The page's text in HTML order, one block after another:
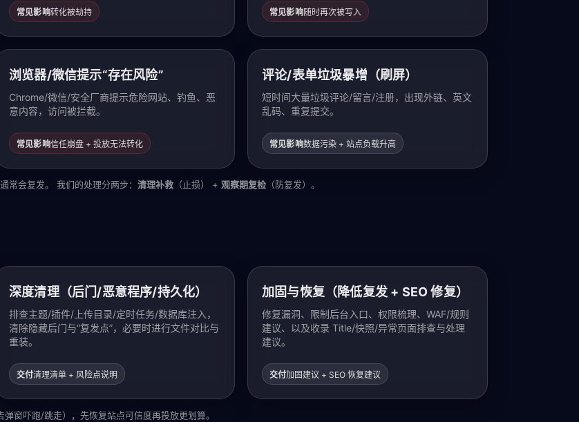
常见影响转化被劫持 常见影响随时再次被写入
浏览器/微信提示“存在风险”
Chrome/微信/安全厂商提示危险网站、钓鱼、恶
意内容，访问被拦截。
常见影响信任崩盘 + 投放无法转化
评论/表单垃圾暴增（刷屏）
短时间大量垃圾评论/留言/注册，出现外链、英文
乱码、重复提交。
常见影响数据污染 + 站点负载升高
通常会复发。 我们的处理分两步： 清理补救 （止损） + 观察期复检 （防复发）。
深度清理（后门/恶意程序/持久化）
排查主题/插件/上传目录/定时任务/数据库注入，
清除隐藏后门与“复发点”，必要时进行文件对比与
重装。
交付清理清单 + 风险点说明
加固与恢复（降低复发 + SEO 修复）
修复漏洞、限制后台入口、权限梳理、WAF/规则
建议、以及收录 Title/快照/异常页面排查与处理
建议。
交付加固建议 + SEO 恢复建议
弹窗吓跑/跳走），先恢复站点可信度再投放更划算。